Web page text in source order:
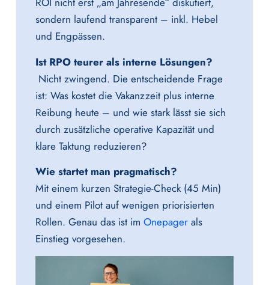
sondern laufend transparent – inkl. Hebel
und Engpässen.
Ist RPO teurer als interne Lösungen?
Nicht zwingend. Die entscheidende Frage
ist: Was kostet die Vakanzzeit plus interne
Reibung heute – und wie stark lässt sie sich
durch zusätzliche operative Kapazität und
klare Taktung reduzieren?
Wie startet man pragmatisch?
Mit einem kurzen Strategie-Check (45 Min)
und einem Pilot auf wenigen priorisierten
Rollen. Genau das ist im Onepagerals
Einstieg vorgesehen.